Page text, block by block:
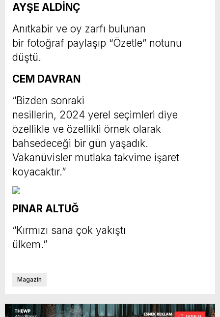
AYŞE ALDİNÇ
Anıtkabir ve oy zarfı bulunan
bir fotoğraf paylaşıp “Özetle” notunu
düştü.
CEM DAVRAN
“Bizden sonraki
nesillerin, 2024 yerel seçimleri diye
özellikle ve özellikli örnek olarak
bahsedeceği bir gün yaşadık.
Vakanüvisler mutlaka takvime işaret
koyacaktır.”
PINAR ALTUĞ
“Kırmızı sana çok yakıştı
ülkem.”
Magazin